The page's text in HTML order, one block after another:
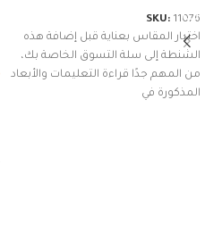
SKU: 11076
اختيار المقاس بعناية قبل إضافة هذه
الشنطة إلى سلة التسوق الخاصة بك،
من المهم جدًا قراءة التعليمات والأبعاد
المذكورة في